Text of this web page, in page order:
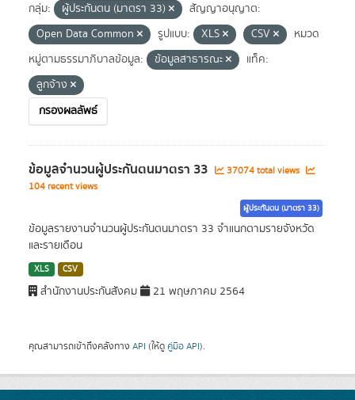
กลุ่ม: ผู้ประกันตน (มาตรา 33)
สัญญาอนุญาต:
Open Data Common
รูปแบบ: XLS CSV
หมวด
หมู่ตามธรรมาภิบาลข้อมูล:
ข้อมูลสาธารณะ
แท็ค:
ลูกจ้าง
กรองผลลัพธ์
ข้อมูลจำนวนผู้ประกันตนมาตรา 33
37074 total views
104 recent views
ผู้ประกันตน (มาตรา 33)
ข้อมูลรายงานจำนวนผู้ประกันตนมาตรา 33 จำแนกตามรายจังหวัด
และรายเดือน
XLS CSV
สำนักงานประกันสังคม 21 พฤษภาคม 2564
คุณสามารถเข้าถึงคลังทาง API (ให้ดู คู่มือ API).